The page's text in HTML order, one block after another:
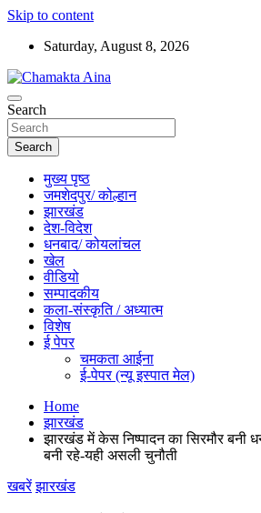
Skip to content
Saturday, August 8, 2026
Chamakta Aina
Hindi News Paper – Jharkhand
Search
Search
मुख्य पृष्ठ
जमशेदपुर/ कोल्हान
झारखंड
देश-विदेश
धनबाद/ कोयलांचल
खेल
वीडियो
सम्पादकीय
कला-संस्कृति / अध्यात्म
विशेष
ई पेपर
चमकता आईना
ई-पेपर (न्यू इस्पात मेल)
Home
झारखंड
झारखंड में केस निष्पादन का सिरमौर बनी
बनी रहे-यही असली चुनौती
खबरें झारखंड